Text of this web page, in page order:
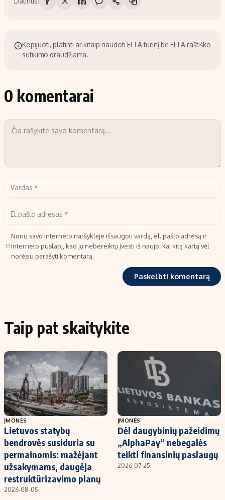
Kopijuoti, platinti ar kitaip naudoti ELTA turinį be ELTA raštiško
sutikimo draudžiama.
0 komentarai
Noriu savo interneto naršyklėje išsaugoti vardą, el. pašto adresą ir
interneto puslapį, kad jų nebereiktų įvesti iš naujo, kai kitą kartą vėl
norėsiu parašyti komentarą.
Taip pat skaitykite
ĮMONĖS
Lietuvos statybų
bendrovės susiduria su
permainomis: mažėjant
užsakymams, daugėja
restruktūrizavimo planų
2026-08-05
ĮMONĖS
Dėl daugybinių pažeidimų
„AlphaPay“ nebegalės
teikti finansinių paslaugų
2026-07-25